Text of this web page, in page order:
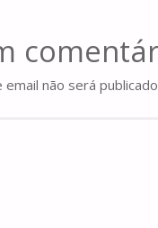
não será